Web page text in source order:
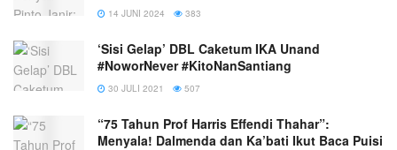
14 JUNI 2024 383
‘Sisi Gelap’ DBL Caketum IKA Unand
#NoworNever #KitoNanSantiang
30 JULI 2021 507
“75 Tahun Prof Harris Effendi Thahar”:
Menyala! Dalmenda dan Ka’bati Ikut Baca Puisi